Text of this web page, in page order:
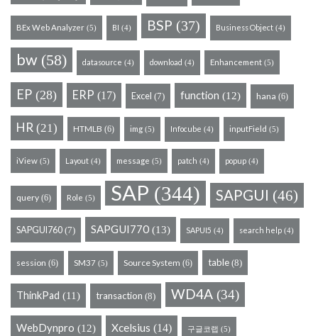
BEx Web Analyzer (5) BI (4) BSP (37) Business Object (4)
bw(58) datasource (4) download (4) Enhancement (5)
EP (28) ERP (17) Excel (7) function (12) hana (6)
HR (21) HTMLB (6) img (5) Infocube (4) inputField (5)
iView (5) Layout (4) message (5) patch (4) popup (4)
query (6) Role (5) SAP (344) SAPGUI (46)
SAPGUI760 (7) SAPGUI770 (13) SAPUI5 (4) search help (4)
session (6) SM37 (5) Source System (6) table (8)
ThinkPad (11) transaction (8) WD4A (34)
WebDynpro (12) Xcelsius (14) 구글코랩 (5)